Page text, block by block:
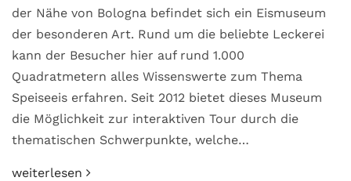
der Nähe von Bologna befindet sich ein Eismuseum
der besonderen Art. Rund um die beliebte Leckerei
kann der Besucher hier auf rund 1.000
Quadratmetern alles Wissenswerte zum Thema
Speiseeis erfahren. Seit 2012 bietet dieses Museum
die Möglichkeit zur interaktiven Tour durch die
thematischen Schwerpunkte, welche…
weiterlesen